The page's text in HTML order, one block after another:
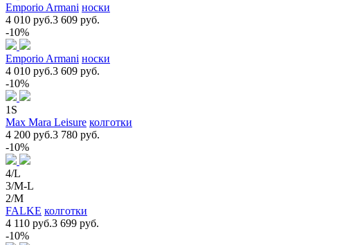
Emporio Armani носки
4 010 руб.3 609 руб.
-10%
Emporio Armani носки
4 010 руб.3 609 руб.
-10%
1S
Max Mara Leisure колготки
4 200 руб.3 780 руб.
-10%
4/L
3/M-L
2/M
FALKE колготки
4 110 руб.3 699 руб.
-10%